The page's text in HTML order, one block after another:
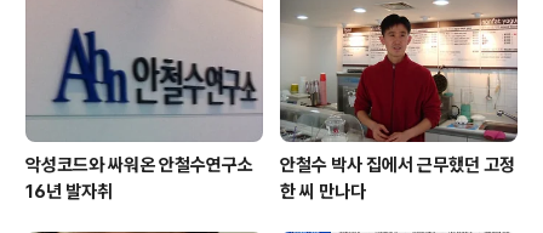
한 사건으로 3월에는 KT 통신사에서 1200만건의 고객정
보가 유출되는 사건이 일어났다. 홈페이지의 취약점을 파
고든 해커의 공격..
악성코드와 싸워온 안철수연구소
16년 발자취
안철수 박사 집에서 근무했던 고정
한 씨 만나다